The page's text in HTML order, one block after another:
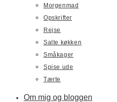
Morgenmad
Opskrifter
Rejse
Salte køkken
Småkager
Spise ude
Tærte
Om mig og bloggen